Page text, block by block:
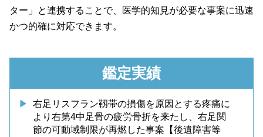
ター」と連携することで、医学的知見が必要な事案に迅速
かつ的確に対応できます。
鑑定実績
右足リスフラン靱帯の損傷を原因とする疼痛に
より右第4中足骨の疲労骨折を来たし、右足関
節の可動域制限が再燃した事案【後遺障害等